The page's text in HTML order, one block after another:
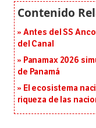
Antes del SS
del Canal
Panamax 2026
de Panamá
El ecosistema
riqueza de las